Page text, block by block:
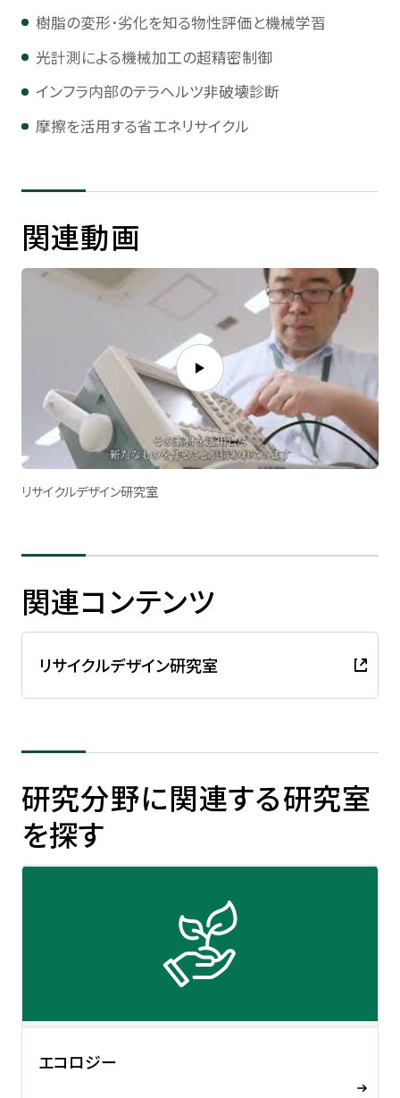
樹脂の変形･劣化を知る物性評価と機械学習
光計測による機械加工の超精密制御
インフラ内部のテラヘルツ非破壊診断
摩擦を活用する省エネリサイクル
関連動画
リサイクルデザイン研究室
関連コンテンツ
リサイクルデザイン研究室
研究分野に関連する研究室
を探す
エコロジー